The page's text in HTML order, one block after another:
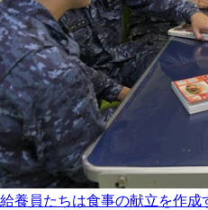
給養員たちは食事の献立を作